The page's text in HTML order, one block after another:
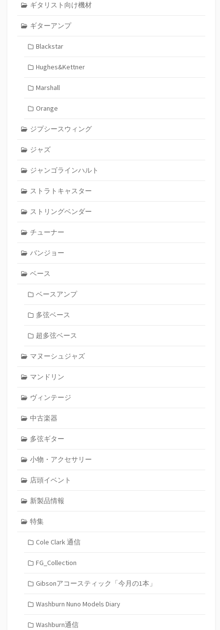
ギタリスト向け機材
ギターアンプ
Blackstar
Hughes&Kettner
Marshall
Orange
ジプシースウィング
ジャズ
ジャンゴラインハルト
ストラトキャスター
ストリングベンダー
チューナー
バンジョー
ベース
ベースアンプ
多弦ベース
超多弦ベース
マヌーシュジャズ
マンドリン
ヴィンテージ
中古楽器
多弦ギター
小物・アクセサリー
店頭イベント
新製品情報
特集
Cole Clark 通信
FG_Collection
Gibsonアコースティック「今月の1本」
Washburn Nuno Models Diary
Washburn通信